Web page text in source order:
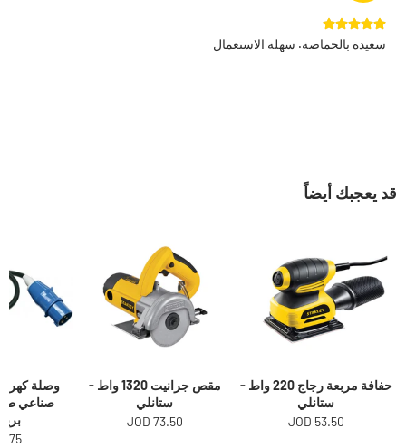
سعيدة بالحماصة. سهلة الاستعمال
قد يعجبك أيضاً
حفافة مربعة رجاج 220 واط -
ستانلي
53.50 JOD
مقص جرانيت 1320 واط -
ستانلي
73.50 JOD
وصلة
JOD